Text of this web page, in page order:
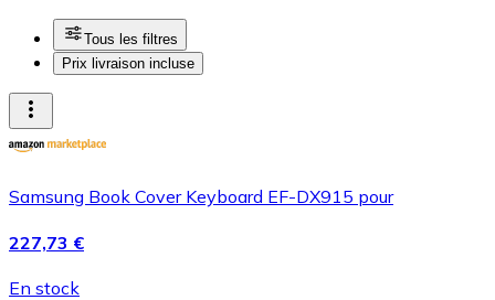
Tous les filtres
Prix livraison incluse
Samsung Book Cover Keyboard EF-DX915 pour
227,73 €
En stock